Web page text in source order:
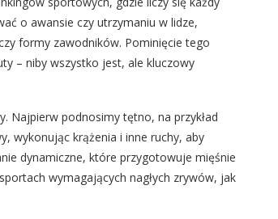
o awansie czy utrzymaniu w lidze,
formy zawodników. Pominięcie tego
– niby wszystko jest, ale kluczowy
Najpierw podnosimy tętno, na przykład
wykonując krążenia i inne ruchy, aby
dynamiczne, które przygotowuje mięśnie
wymagających nagłych zrywów, jak